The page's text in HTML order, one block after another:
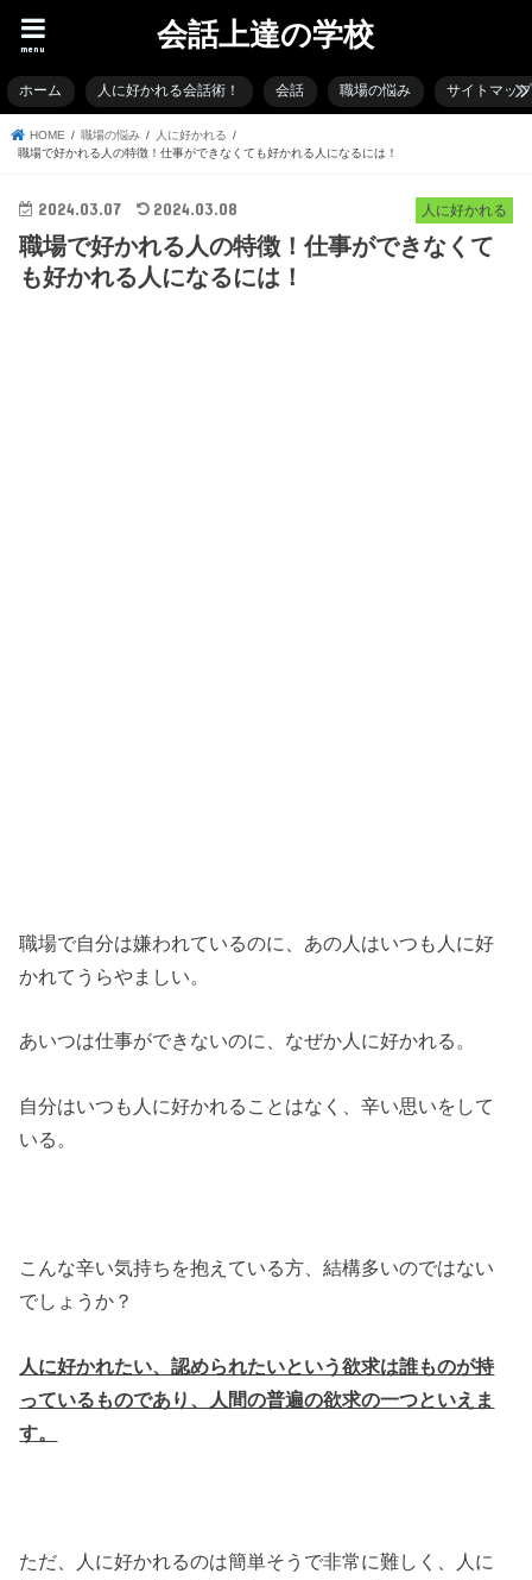
会話上達の学校
menu
ホーム 人に好かれる会話術！ 会話 職場の悩み サイトマップ
HOME 職場の悩み
人に好かれる
職場で好かれる人の特徴！仕事ができなくても好かれる人になるには！
人に好かれる
2024.03.07 2024.03.08
職場で好かれる人の特徴！仕事ができなくて
も好かれる人になるには！
職場で自分は嫌われているのに、あの人はいつも人に好
かれてうらやましい。
あいつは仕事ができないのに、なぜか人に好かれる。
自分はいつも人に好かれることはなく、辛い思いをして
いる。
こんな辛い気持ちを抱えている方、結構多いのではない
でしょうか？
人に好かれたい、認められたいという欲求は誰ものが持
っているものであり、人間の普遍の欲求の一つといえま
す。
ただ、人に好かれるのは簡単そうで非常に難しく、人に